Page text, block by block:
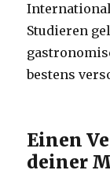
Studieren
bestens
Einen
deiner